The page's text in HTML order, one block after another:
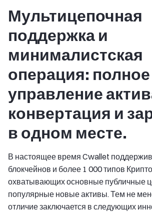
Мультицепочная
поддержка и
минималистская
операция: полное
управление
конвертация и
в одном месте.
В настоящее время Cwallet
блокчейнов и более 1 000 типов
охватывающих основные публичные
популярные новые активы. Тем не
отличие заключается в следующих